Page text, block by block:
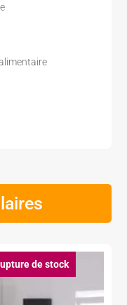
de stock